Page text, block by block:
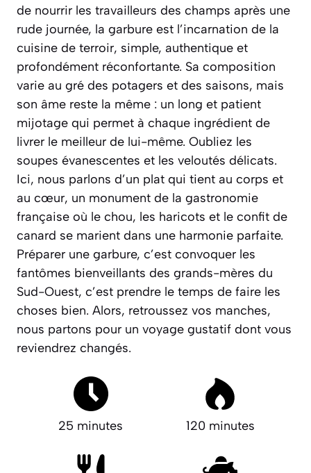
de nourrir les travailleurs des champs après une
rude journée, la garbure est l’incarnation de la
cuisine de terroir, simple, authentique et
profondément réconfortante. Sa composition
varie au gré des potagers et des saisons, mais
son âme reste la même : un long et patient
mijotage qui permet à chaque ingrédient de
livrer le meilleur de lui-même. Oubliez les
soupes évanescentes et les veloutés délicats.
Ici, nous parlons d’un plat qui tient au corps et
au cœur, un monument de la gastronomie
française où le chou, les haricots et le confit de
canard se marient dans une harmonie parfaite.
Préparer une garbure, c’est convoquer les
fantômes bienveillants des grands-mères du
Sud-Ouest, c’est prendre le temps de faire les
choses bien. Alors, retroussez vos manches,
nous partons pour un voyage gustatif dont vous
reviendrez changés.
25 minutes 120 minutes